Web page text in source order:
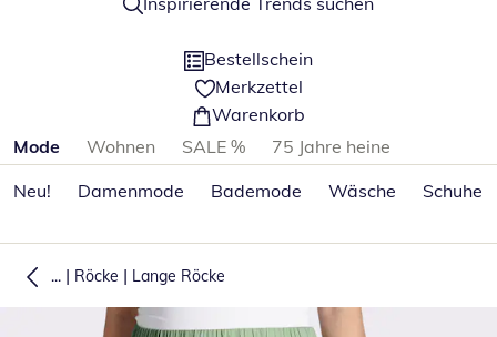
Bestellschein
Merkzettel
Warenkorb
Produktkategorien überspringen
Mode Wohnen SALE %
75 Jahre heine
Neu!
Damenmode Bademode Wäsche Schuhe
... | Röcke | Lange Röcke